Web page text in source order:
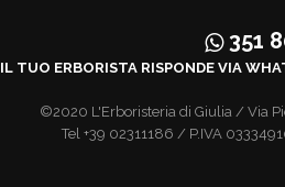
351
IL TUO ERBORISTA RISPONDE VIA
©2020 L'Erboristeria di Giulia / Via
Tel +39 02311186 / P.IVA